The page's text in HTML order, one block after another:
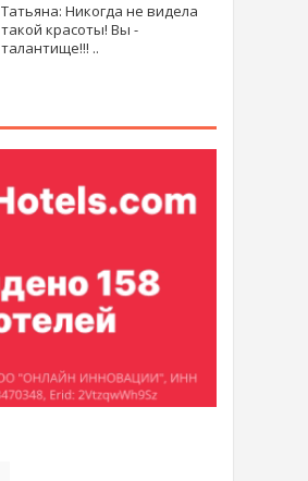
Татьяна: Никогда не видела
такой красоты! Вы -
талантище!!! ..